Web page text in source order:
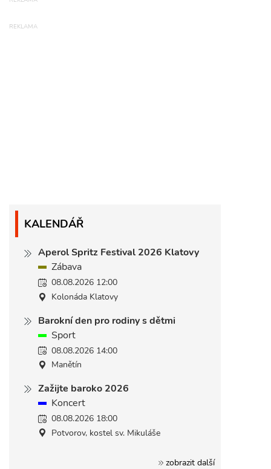
KALENDÁŘ
Aperol Spritz Festival 2026 Klatovy
Zábava
08.08.2026 12:00
Kolonáda Klatovy
Barokní den pro rodiny s dětmi
Sport
08.08.2026 14:00
Manětín
Zažijte baroko 2026
Koncert
08.08.2026 18:00
Potvorov, kostel sv. Mikuláše
zobrazit další